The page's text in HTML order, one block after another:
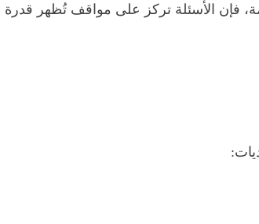
فإن الأسئلة تركز على مواقف تُظهر